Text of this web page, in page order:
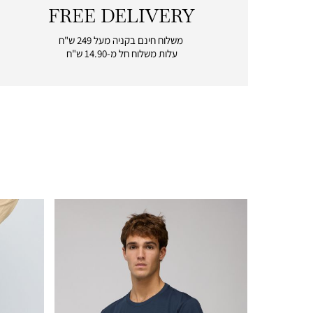
|
free
delivery
|
FREE DELIVERY
משלוח חינם בקניה מעל 249 ש"ח
עלות משלוח חל מ-14.90 ש"ח